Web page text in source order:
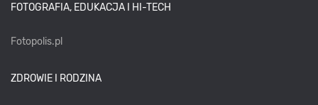
FOTOGRAFIA, EDUKACJA I HI-TECH
Fotopolis.pl
ZDROWIE I RODZINA